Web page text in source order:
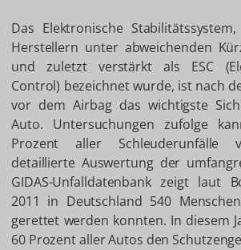
Das Elektronische
Herstellern unter abweichenden
und zuletzt verstärkt als ESC
Control) bezeichnet wurde, ist nach
vor dem Airbag das wichtigste
Auto. Untersuchungen zufolge
Prozent aller Schleuderunfälle
detaillierte Auswertung der
GIDAS-Unfalldatenbank zeigt laut
2011 in Deutschland 540
gerettet werden konnten. In diesem
60 Prozent aller Autos den